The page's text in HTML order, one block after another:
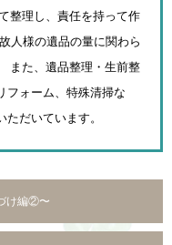
整理し、責任を持って作
人様の遺品の量に関わら
また、遺品整理・生前整
フォーム、特殊清掃な
だいています。
け編②〜